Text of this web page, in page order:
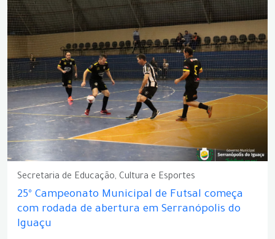
Secretaria de Educação, Cultura e Esportes
25º Campeonato Municipal de Futsal começa
com rodada de abertura em Serranópolis do
Iguaçu